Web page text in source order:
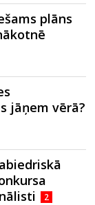
plāns
jāņem vērā?
2